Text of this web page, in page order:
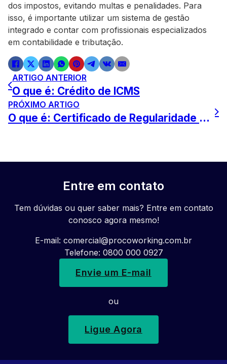
dos impostos, evitando multas e penalidades. Para
isso, é importante utilizar um sistema de gestão
integrado e contar com profissionais especializados
em contabilidade e tributação.
ARTIGO ANTERIOR
O que é: Crédito de ICMS
PRÓXIMO ARTIGO
O que é: Certificado de Regularidade do FGTS
Entre em contato
Tem dúvidas ou quer saber mais? Entre em contato
conosco agora mesmo!
E-mail: comercial@procoworking.com.br
Telefone: 0800 000 0927
Envie um E-mail
ou
Ligue Agora